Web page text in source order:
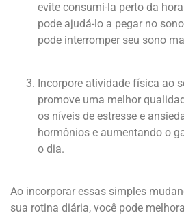
evite consumi-la perto da
pode ajudá-lo a pegar no
pode interromper seu sono
Incorpore atividade física ao
promove uma melhor
os níveis de estresse e
hormônios e aumentando o
o dia.
Ao incorporar essas simples
sua rotina diária, você pode